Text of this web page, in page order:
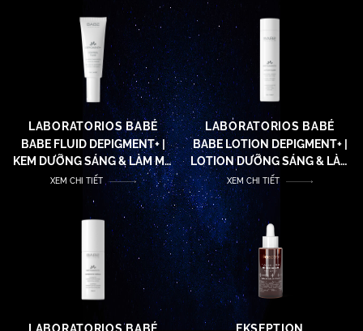
LABORATORIOS BABÉ
BABE FLUID DEPIGMENT+ |
KEM DƯỠNG SÁNG & LÀM MỜ
VẾT THÂM NÁM DEPIGMENT+
XEM CHI TIẾT
LABORATORIOS BABÉ
BABE LOTION DEPIGMENT+ |
LOTION DƯỠNG SÁNG & LÀM
MỜ VẾT THÂM NÁM
DEPIGMENT+
XEM CHI TIẾT
LABORATORIOS BABÉ
EKSEPTION